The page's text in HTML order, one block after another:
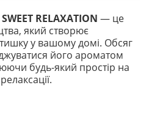
RELAXATION — це
який створює
у вашому домі. Обсяг
його ароматом
будь-який простір на